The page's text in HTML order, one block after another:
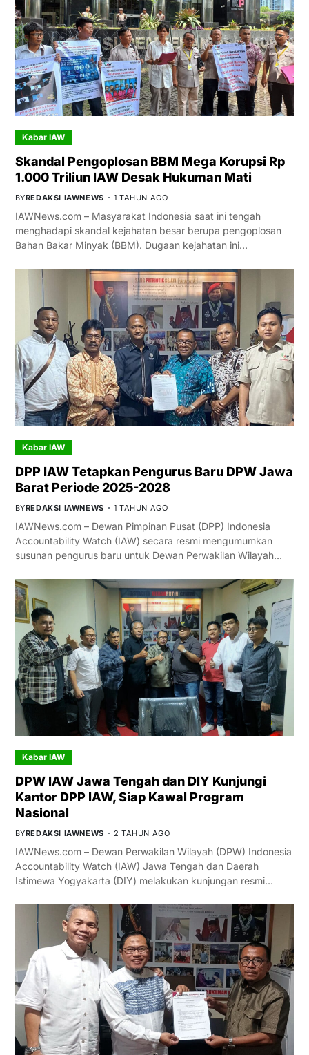
Kabar IAW
Skandal Pengoplosan BBM Mega Korupsi Rp
1.000 Triliun IAW Desak Hukuman Mati
BYREDAKSI IAWNEWS 1 TAHUN AGO
IAWNews.com – Masyarakat Indonesia saat ini tengah
menghadapi skandal kejahatan besar berupa pengoplosan
Bahan Bakar Minyak (BBM). Dugaan kejahatan ini…
Kabar IAW
DPP IAW Tetapkan Pengurus Baru DPW Jawa
Barat Periode 2025-2028
BYREDAKSI IAWNEWS 1 TAHUN AGO
IAWNews.com – Dewan Pimpinan Pusat (DPP) Indonesia
Accountability Watch (IAW) secara resmi mengumumkan
susunan pengurus baru untuk Dewan Perwakilan Wilayah…
Kabar IAW
DPW IAW Jawa Tengah dan DIY Kunjungi
Kantor DPP IAW, Siap Kawal Program
Nasional
BYREDAKSI IAWNEWS 2 TAHUN AGO
IAWNews.com – Dewan Perwakilan Wilayah (DPW) Indonesia
Accountability Watch (IAW) Jawa Tengah dan Daerah
Istimewa Yogyakarta (DIY) melakukan kunjungan resmi…